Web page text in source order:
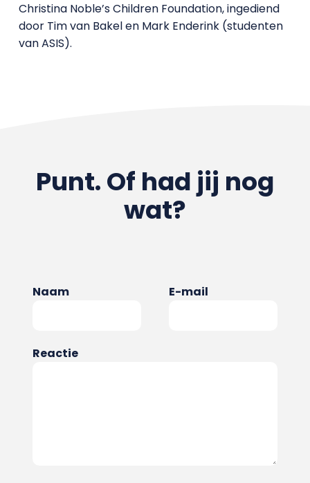
Christina Noble’s Children Foundation, ingediend
door Tim van Bakel en Mark Enderink (studenten
van ASIS).
Punt. Of had jij nog
wat?
Naam E-mail
Reactie